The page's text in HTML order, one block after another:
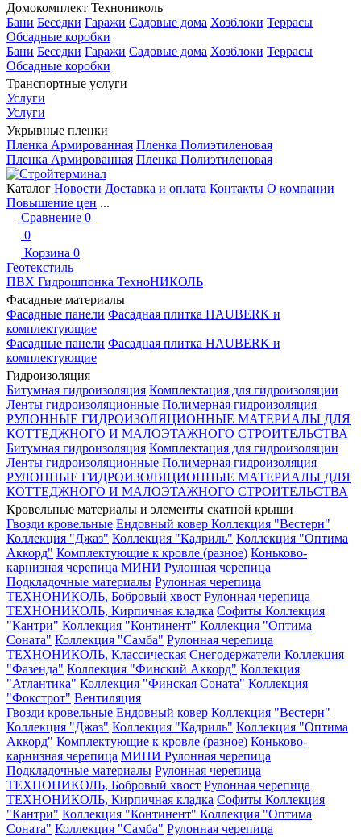
Домокомплект Технониколь
Бани Беседки Гаражи Садовые дома Хозблоки Террасы
Обсадные коробки
Бани Беседки Гаражи Садовые дома Хозблоки Террасы
Обсадные коробки
Транспортные услуги
Услуги
Услуги
Укрывные пленки
Пленка Армированная Пленка Полиэтиленовая
Пленка Армированная Пленка Полиэтиленовая
Каталог Новости Доставка и оплата Контакты О компании
Повышение цен ...
Сравнение 0
0
Корзина 0
Геотекстиль
ПВХ Гидрошпонка ТехноНИКОЛЬ
Фасадные материалы
Фасадные панели Фасадная плитка HAUBERK и
комплектующие
Фасадные панели Фасадная плитка HAUBERK и
комплектующие
Гидроизоляция
Битумная гидроизоляция Комплектация для гидроизоляции
Ленты гидроизоляционные Полимерная гидроизоляция
РУЛОННЫЕ ГИДРОИЗОЛЯЦИОННЫЕ МАТЕРИАЛЫ ДЛЯ
КОТТЕДЖНОГО И МАЛОЭТАЖНОГО СТРОИТЕЛЬСТВА
Битумная гидроизоляция Комплектация для гидроизоляции
Ленты гидроизоляционные Полимерная гидроизоляция
РУЛОННЫЕ ГИДРОИЗОЛЯЦИОННЫЕ МАТЕРИАЛЫ ДЛЯ
КОТТЕДЖНОГО И МАЛОЭТАЖНОГО СТРОИТЕЛЬСТВА
Кровельные материалы и элементы скатной крыши
Гвозди кровельные Ендовный ковер Коллекция "Вестерн"
Коллекция "Джаз" Коллекция "Кадриль" Коллекция "Оптима
Аккорд" Комплектующие к кровле (разное) Коньково-
карнизная черепица МИНИ Рулонная черепица
Подкладочные материалы Рулонная черепица
ТЕХНОНИКОЛЬ, Бобровый хвост Рулонная черепица
ТЕХНОНИКОЛЬ, Кирпичная кладка Софиты Коллекция
"Кантри" Коллекция "Континент" Коллекция "Оптима
Соната" Коллекция "Самба" Рулонная черепица
ТЕХНОНИКОЛЬ, Классическая Снегодержатели Коллекция
"Фазенда" Коллекция "Финский Аккорд" Коллекция
"Атлантика" Коллекция "Финская Соната" Коллекция
"Фокстрот" Вентиляция
Гвозди кровельные Ендовный ковер Коллекция "Вестерн"
Коллекция "Джаз" Коллекция "Кадриль" Коллекция "Оптима
Аккорд" Комплектующие к кровле (разное) Коньково-
карнизная черепица МИНИ Рулонная черепица
Подкладочные материалы Рулонная черепица
ТЕХНОНИКОЛЬ, Бобровый хвост Рулонная черепица
ТЕХНОНИКОЛЬ, Кирпичная кладка Софиты Коллекция
"Кантри" Коллекция "Континент" Коллекция "Оптима
Соната" Коллекция "Самба" Рулонная черепица